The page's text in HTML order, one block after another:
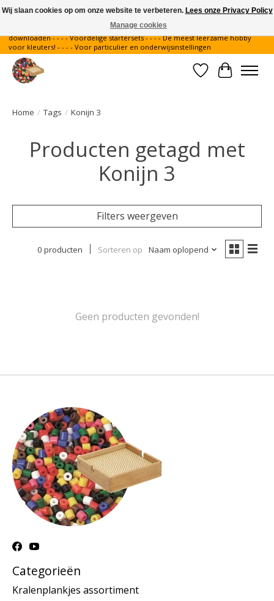
Gratis verzending binnen Nederland - - - - Legvoorbeelden gratis te
downloaden - - - - Voordelige startersets - - - - De meest leerzame hobby
voor kleuters! - - - - Voor particulier en onderwijsinstellingen
Verlanglijst
Home / Tags / Konijn 3
Producten getagd met
Konijn 3
Filters weergeven
0 producten Sorteren op Naam oplopend
Geen producten gevonden!
Categorieën
Kralenplankjes assortiment
Wij slaan cookies op om onze website te verbeteren. Lees onze Privacy Policy
Manage cookies